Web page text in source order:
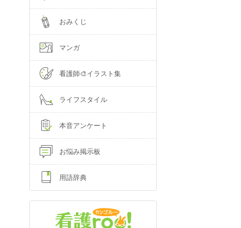
おみくじ
マンガ
看護師🎨イラスト集
ライフスタイル
本音アンケート
お悩み掲示板
用語辞典